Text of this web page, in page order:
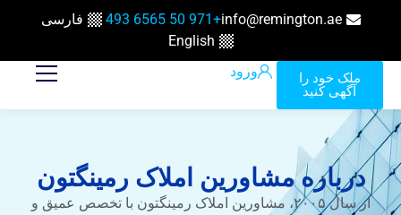
info@remington.ae
+971 50 6565 493
فارسی
English
ملک خود را
آگهی کنید
ورود
درباره مشاورین املاک رمینگتون
از سال ۲۰۰۵، مشاورین املاک رمینگتون با تخصص عمیق و